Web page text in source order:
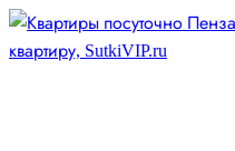
Перейти
к